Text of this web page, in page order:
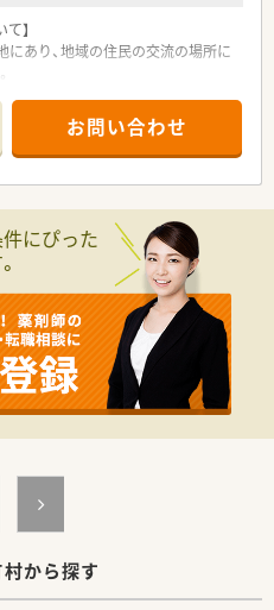
】
あり、地域の住民の交流の場所に
です。
ており、居宅介護支援など在宅医療
でいます。
が発生したため、新たに管理薬剤師
急募しています。
楽しみながら、共感を持って優し
ケーション能力を求めています。
において、住民の方々と良好な関
献したい方を歓迎します。
展開しており、地域包括ケアシス
を果たしています。
リーンベンチを活用した高度な在宅
認定を受けており、患者様の健康な
る体制が整っています。
り、これまでの調剤経験を十分に
っていただきます。
お問い合わせ
にぴった
から探す